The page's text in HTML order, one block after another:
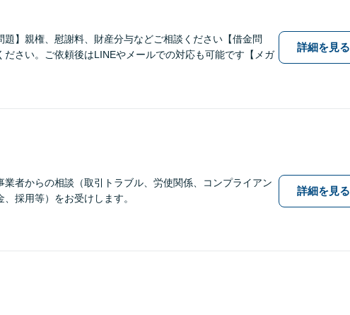
題】親権、慰謝料、財産分与などご相談ください【借金問
さい。ご依頼後はLINEやメールでの対応も可能です【メガ
詳細を見る
業者からの相談（取引トラブル、労使関係、コンプライアン
採用等）をお受けします。
詳細を見る